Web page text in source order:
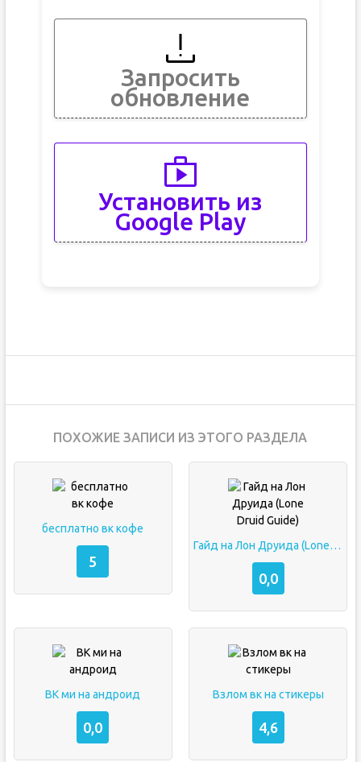
Запросить
обновление
Установить из
Google Play
ПОХОЖИЕ ЗАПИСИ ИЗ ЭТОГО РАЗДЕЛА
бесплатно вк кофе
5
Гайд на Лон Друида (Lone Druid Guide)
0,0
ВК ми на андроид
0,0
Взлом вк на стикеры
4,6